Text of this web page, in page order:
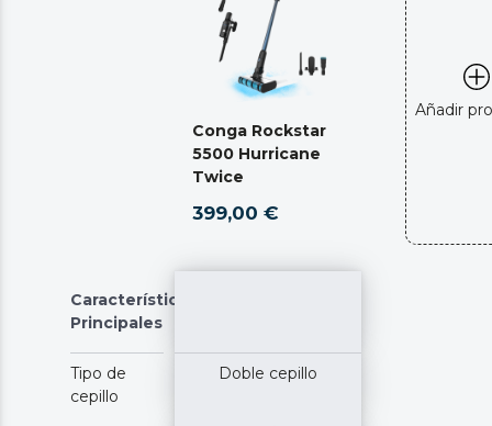
Conga Rockstar
5500 Hurricane
Twice
399,00 €
Añadir
Características
Principales
Tipo de
cepillo
Doble cepillo